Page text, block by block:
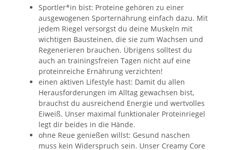
Sportler*in bist: Proteine gehören zu einer
ausgewogenen Sporternährung einfach dazu. Mit
jedem Riegel versorgst du deine Muskeln mit
wichtigen Bausteinen, die sie zum Wachsen und
Regenerieren brauchen. Übrigens solltest du
auch an trainingsfreien Tagen nicht auf eine
proteinreiche Ernährung verzichten!
einen aktiven Lifestyle hast: Damit du allen
Herausforderungen im Alltag gewachsen bist,
brauchst du ausreichend Energie und wertvolles
Eiweiß. Unser maximal funktionaler Proteinriegel
legt dir beides in die Hände.
ohne Reue genießen willst: Gesund naschen
muss kein Widerspruch sein. Unser Creamy Core